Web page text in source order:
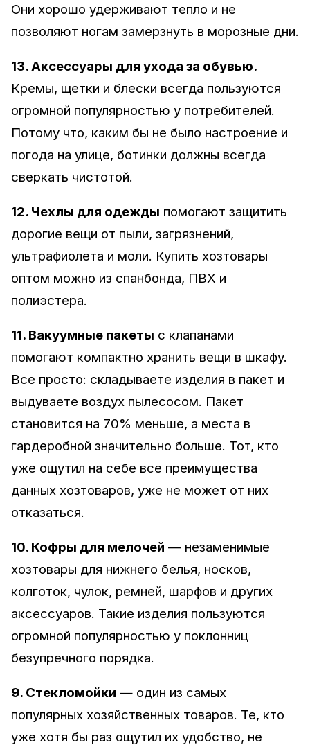
Они хорошо удерживают тепло и не
позволяют ногам замерзнуть в морозные дни.
13. Аксессуары для ухода за обувью.
Кремы, щетки и блески всегда пользуются
огромной популярностью у потребителей.
Потому что, каким бы не было настроение и
погода на улице, ботинки должны всегда
сверкать чистотой.
12. Чехлы для одежды помогают защитить
дорогие вещи от пыли, загрязнений,
ультрафиолета и моли. Купить хозтовары
оптом можно из спанбонда, ПВХ и
полиэстера.
11. Вакуумные пакеты с клапанами
помогают компактно хранить вещи в шкафу.
Все просто: складываете изделия в пакет и
выдуваете воздух пылесосом. Пакет
становится на 70% меньше, а места в
гардеробной значительно больше. Тот, кто
уже ощутил на себе все преимущества
данных хозтоваров, уже не может от них
отказаться.
10. Кофры для мелочей — незаменимые
хозтовары для нижнего белья, носков,
колготок, чулок, ремней, шарфов и других
аксессуаров. Такие изделия пользуются
огромной популярностью у поклонниц
безупречного порядка.
9. Стекломойки — один из самых
популярных хозяйственных товаров. Те, кто
уже хотя бы раз ощутил их удобство, не